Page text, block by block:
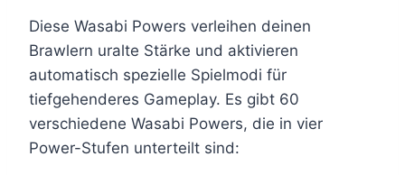
Diese Wasabi Powers verleihen deinen
Brawlern uralte Stärke und aktivieren
automatisch spezielle Spielmodi für
tiefgehenderes Gameplay. Es gibt 60
verschiedene Wasabi Powers, die in vier
Power-Stufen unterteilt sind: